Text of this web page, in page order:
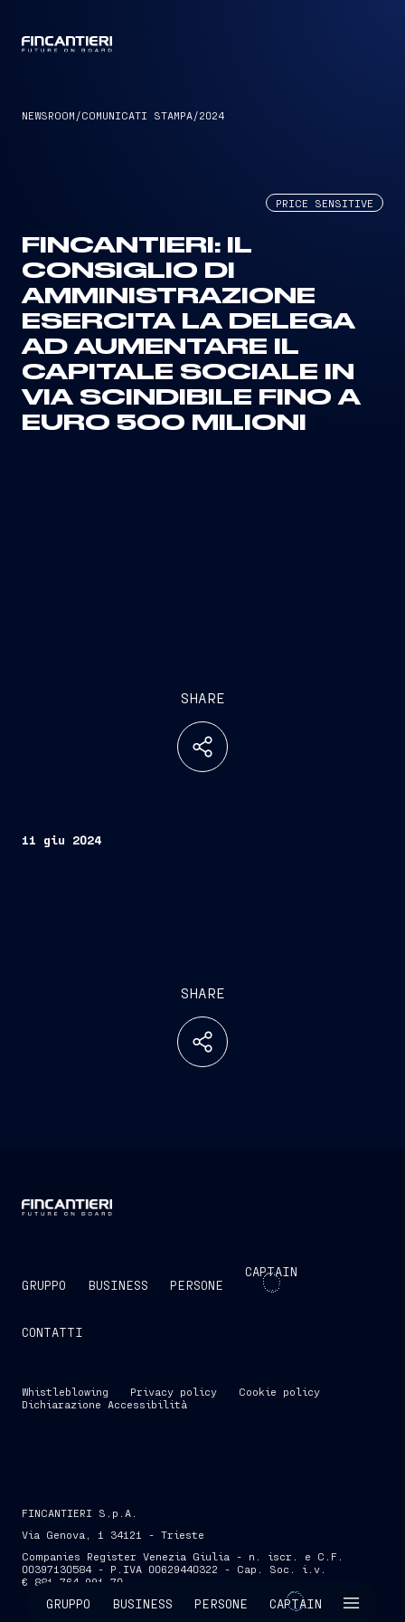
GRUPPO BUSINESS PERSONE CAPTAIN
NEWSROOM /COMUNICATI STAMPA/2024
PRICE SENSITIVE
FINCANTIERI: IL
CONSIGLIO DI
AMMINISTRAZIONE
ESERCITA LA DELEGA
AD AUMENTARE IL
CAPITALE SOCIALE IN
VIA SCINDIBILE FINO A
EURO 500 MILIONI
SHARE
11 giu 2024
SHARE
GRUPPO BUSINESS PERSONE
CAPTAIN
CONTATTI
Whistleblowing Privacy policy
Cookie policy
Dichiarazione Accessibilità
FINCANTIERI S.p.A.
Via Genova, 1 34121 - Trieste
Companies Register Venezia Giulia - n. iscr. e C.F.
00397130584 - P.IVA 00629440322 - Cap. Soc. i.v.
€ 881.764.991,70